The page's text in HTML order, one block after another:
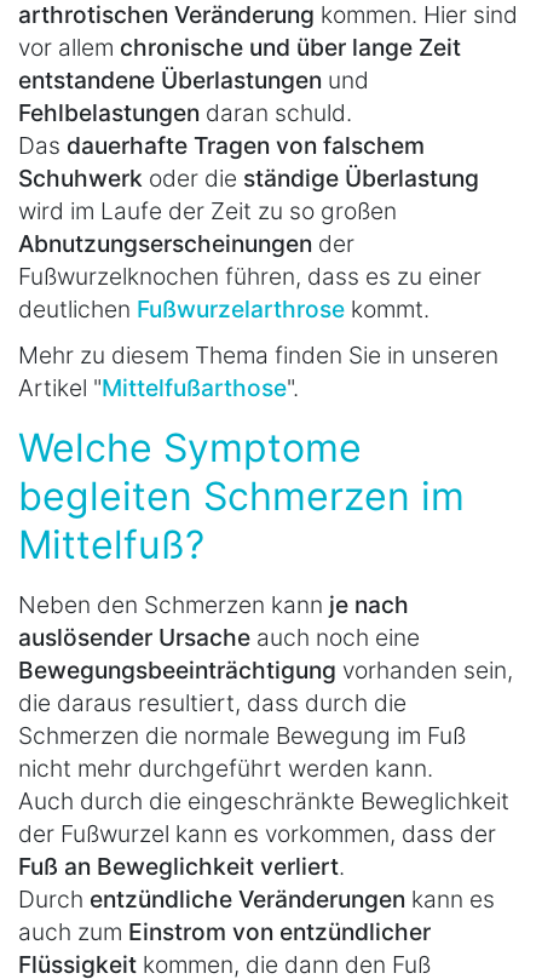
arthrotischen Veränderung kommen. Hier sind
vor allem chronische und über lange Zeit
entstandene Überlastungen und
Fehlbelastungen daran schuld.
Das dauerhafte Tragen von falschem
Schuhwerk oder die ständige Überlastung
wird im Laufe der Zeit zu so großen
Abnutzungserscheinungen der
Fußwurzelknochen führen, dass es zu einer
deutlichen Fußwurzelarthrose kommt.
Mehr zu diesem Thema finden Sie in unseren
Artikel "Mittelfußarthose".
Welche Symptome
begleiten Schmerzen im
Mittelfuß?
Neben den Schmerzen kann je nach
auslösender Ursache auch noch eine
Bewegungsbeeinträchtigung vorhanden sein,
die daraus resultiert, dass durch die
Schmerzen die normale Bewegung im Fuß
nicht mehr durchgeführt werden kann.
Auch durch die eingeschränkte Beweglichkeit
der Fußwurzel kann es vorkommen, dass der
Fuß an Beweglichkeit verliert.
Durch entzündliche Veränderungen kann es
auch zum Einstrom von entzündlicher
Flüssigkeit kommen, die dann den Fuß